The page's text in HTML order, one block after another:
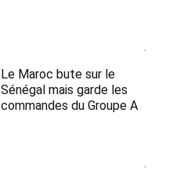
Le Maroc bute sur le
Sénégal mais garde les
commandes du Groupe A